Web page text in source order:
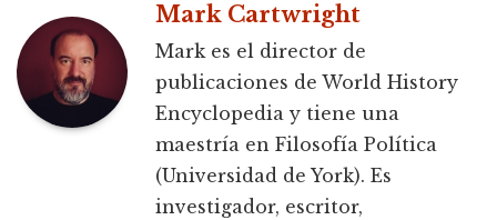
Mark Cartwright
Mark es el director de
publicaciones de World History
Encyclopedia y tiene una
maestría en Filosofía Política
(Universidad de York). Es
investigador, escritor,